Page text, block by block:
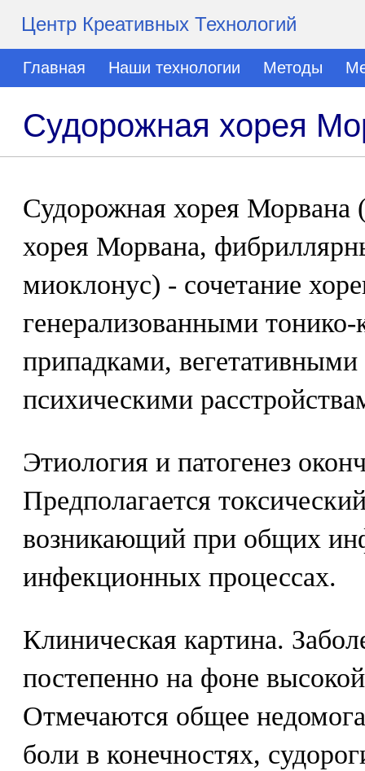
Центр Креативных Технологий
Главная Наши технологии Методы
Судорожная хорея
Судорожная хорея Морвана
хорея Морвана,
миоклонус) - сочетание
генерализованными
припадками,
психическими
Этиология и патогенез
Предполагается
возникающий при общих
инфекционных процессах.
Клиническая картина.
постепенно на фоне
Отмечаются общее
боли в конечностях,